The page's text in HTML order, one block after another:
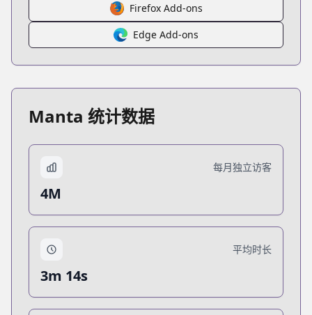
Firefox Add-ons
Edge Add-ons
Manta 统计数据
每月独立访客
4M
平均时长
3m 14s